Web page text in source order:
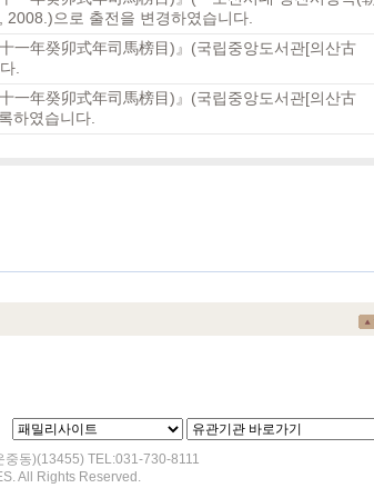
으로 출전을 변경하였습니다.
一年癸卯式年司馬榜目)』(국립중앙도서관[의산古
.
一年癸卯式年司馬榜目)』(국립중앙도서관[의산古
하였습니다.
중동)(13455) TEL:031-730-8111
All Rights Reserved.